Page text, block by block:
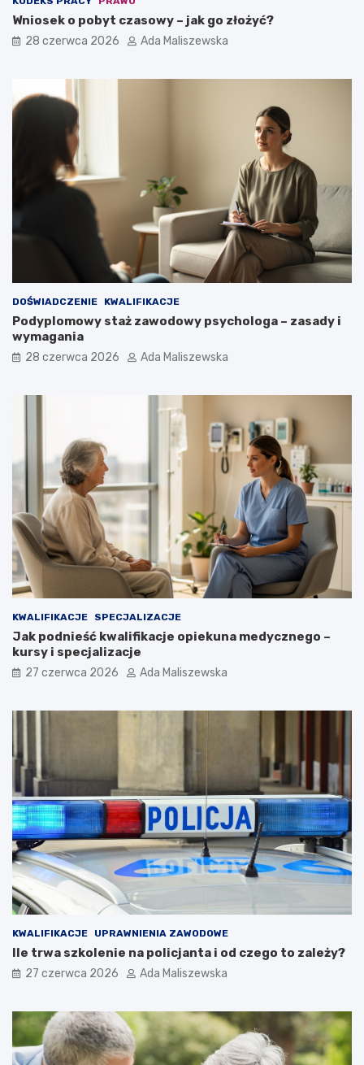
Wniosek o pobyt czasowy – jak go złożyć?
28 czerwca 2026 Ada Maliszewska
DOŚWIADCZENIE KWALIFIKACJE
Podyplomowy staż zawodowy psychologa – zasady i
wymagania
28 czerwca 2026 Ada Maliszewska
KWALIFIKACJE SPECJALIZACJE
Jak podnieść kwalifikacje opiekuna medycznego –
kursy i specjalizacje
27 czerwca 2026 Ada Maliszewska
KWALIFIKACJE UPRAWNIENIA ZAWODOWE
Ile trwa szkolenie na policjanta i od czego to zależy?
27 czerwca 2026 Ada Maliszewska